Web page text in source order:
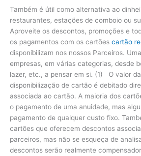
Também é útil como alternativa ao
restaurantes, estações de comboio ou
Aproveite os descontos, promoções e
os pagamentos com os cartões cartão
disponibilizam nos nossos Parceiros.
empresas, em várias categorias, desde
lazer, etc., a pensar em si. (1) O valor
disponibilização de cartão é debitado
associada ao cartão. A maioria dos
o pagamento de uma anuidade, mas
pagamento de qualquer custo fixo.
cartões que oferecem descontos
parceiros, mas não se esqueça de
descontos serão realmente